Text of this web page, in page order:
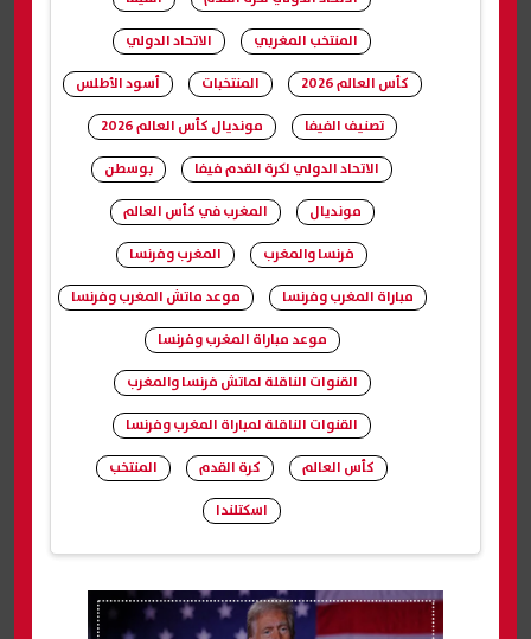
المنتخب المغربي
الاتحاد الدولي
كأس العالم 2026
المنتخبات
أسود الأطلس
تصنيف الفيفا
مونديال كأس العالم 2026
الاتحاد الدولي لكرة القدم فيفا
بوسطن
مونديال
المغرب في كأس العالم
فرنسا والمغرب
المغرب وفرنسا
مباراة المغرب وفرنسا
موعد ماتش المغرب وفرنسا
موعد مباراة المغرب وفرنسا
القنوات الناقلة لماتش فرنسا والمغرب
القنوات الناقلة لمباراة المغرب وفرنسا
كأس العالم
كرة القدم
المنتخب
اسكتلندا